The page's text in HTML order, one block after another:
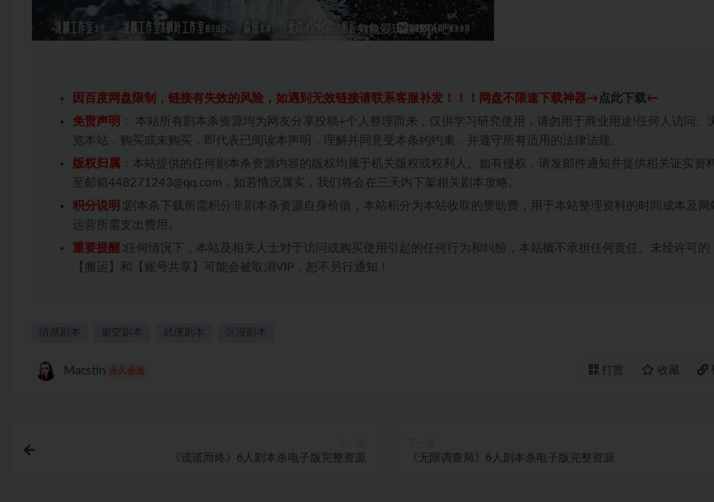
因百度网盘限制，链接有失效的风险，如遇到无效链接请联系客服补发！！！网盘不限速下载神器→ 点此下载←
免责声明 ： 本站所有剧本杀资源均为网友分享投稿+个人整理而来，仅供学习研究使用，请勿用于商业用途!任何人访问、
览本站，购买或未购买，即代表已阅读本声明，理解并同意受本条约约束，并遵守所有适用的法律法规。
版权归属 ：本站提供的任何剧本杀资源内容的版权均属于机关版权或权利人。如有侵权，请发邮件通知并提供相关证实资
至邮箱448271243@qq.com，如若情况属实，我们将会在三天内下架相关剧本攻略。
积分说明 ∶剧本杀下载所需积分非剧本杀资源自身价值，本站积分为本站收取的赞助费，用于本站整理资料的时间成本及网
运营所需支出费用。
重要提醒 ∶任何情况下，本站及相关人士对于访问或购买使用引起的任何行为和纠纷，本站概不承担任何责任。未经许可的
【搬运】和【账号共享】可能会被取消VIP，恕不另行通知！
情感剧本 架空剧本 武侠剧本 沉浸剧本
Macstin 永久会员 打赏 收藏
《谎谎而终》6人剧本杀电子版完整资源 《无限调查局》6人剧本杀电子版完整资源